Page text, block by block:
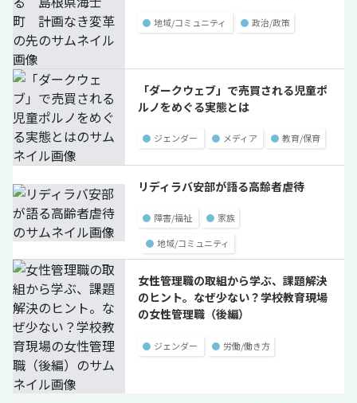
● 地域/コミュニティ ● 政治/政策
「ダークウェブ」で売買される児童ポ
ルノをめぐる実態とは
● ジェンダー ● メディア ● 教育/保育
リディラバ安部が語る高齢者虐待
● 障害/福祉 ● 家族
● 地域/コミュニティ
女性管理職の取組から学ぶ、課題解決
のヒント。なぜ少ない？学校教育現場
の女性管理職（後編）
● ジェンダー ● 労働/働き方